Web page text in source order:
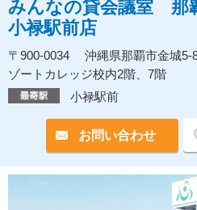
みんなの貸会議室 那
小禄駅前店
〒900-0034 沖縄県那覇市金城5-
ゾートカレッジ校内2階、7階
小禄駅前
お問い合わせ